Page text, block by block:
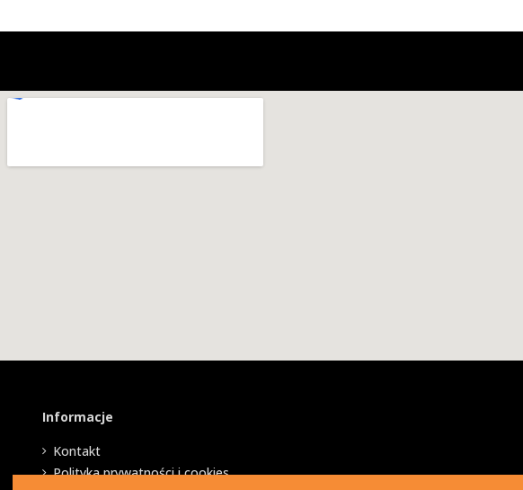
Informacje
Kontakt
Polityka prywatności i cookies